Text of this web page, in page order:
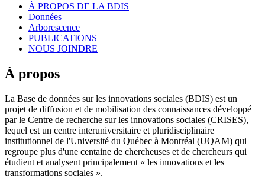
À PROPOS DE LA BDIS
Données
Arborescence
PUBLICATIONS
NOUS JOINDRE
À propos
La Base de données sur les innovations sociales (BDIS) est un
projet de diffusion et de mobilisation des connaissances développé
par le Centre de recherche sur les innovations sociales (CRISES),
lequel est un centre interuniversitaire et pluridisciplinaire
institutionnel de l'Université du Québec à Montréal (UQAM) qui
regroupe plus d'une centaine de chercheuses et de chercheurs qui
étudient et analysent principalement « les innovations et les
transformations sociales ».